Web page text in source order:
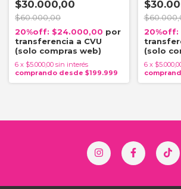
$30.000,00
$60.000,00
$24.000,00
6 x $5.000,00 sin interés 6 x